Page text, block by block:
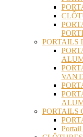
PORTAILS
PORTAILS
Portail